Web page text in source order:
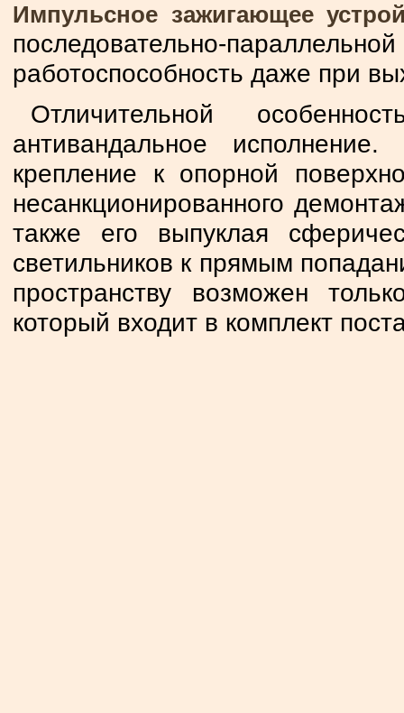
Импульсное зажигающее
последовательно-
работоспособность даже при
Отличительной
антивандальное
крепление к опорной
несанкционированного
также его выпуклая
светильников к прямым
пространству возможен
который входит в комплект